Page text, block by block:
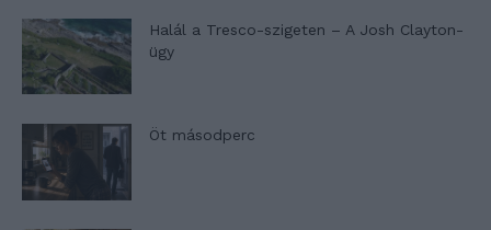
Halál a Tresco-szigeten – A Josh Clayton-
ügy
Öt másodperc